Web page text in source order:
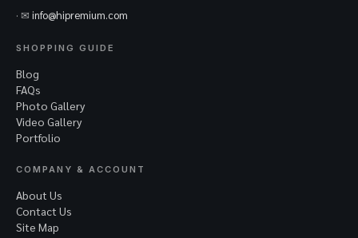
· ✉ info@hipremium.com
SHOPPING GUIDE
Blog
FAQs
Photo Gallery
Video Gallery
Portfolio
COMPANY & ACCOUNT
About Us
Contact Us
Site Map